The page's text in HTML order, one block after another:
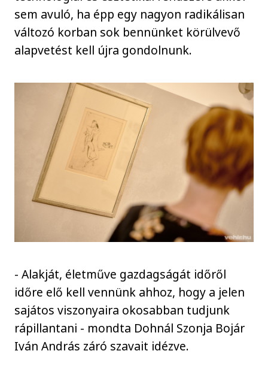
sem avuló, ha épp egy nagyon radikálisan
változó korban sok bennünket körülvevő
alapvetést kell újra gondolnunk.
- Alakját, életműve gazdagságát időről
időre elő kell vennünk ahhoz, hogy a jelen
sajátos viszonyaira okosabban tudjunk
rápillantani - mondta Dohnál Szonja Bojár
Iván András záró szavait idézve.